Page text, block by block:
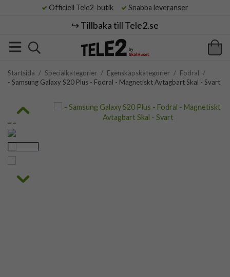
Officiell Tele2-butik Snabba leveranser
↪️ Tillbaka till Tele2.se
Startsida / Specialkategorier / Egenskapskategorier / Fodral /
- Samsung Galaxy S20 Plus - Fodral - Magnetiskt Avtagbart Skal - Svart